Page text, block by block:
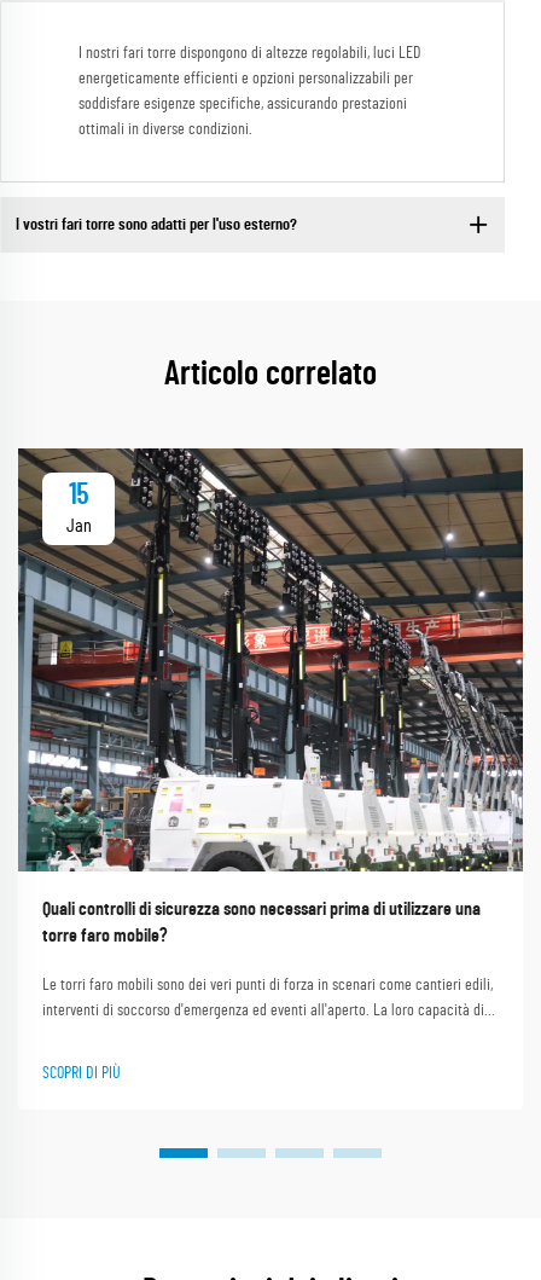
I nostri fari torre dispongono di altezze regolabili, luci LED
energeticamente efficienti e opzioni personalizzabili per
soddisfare esigenze specifiche, assicurando prestazioni
ottimali in diverse condizioni.
I vostri fari torre sono adatti per l'uso esterno?
Articolo correlato
15
Jan
Quali controlli di sicurezza sono necessari prima di utilizzare una
torre faro mobile?
Le torri faro mobili sono dei veri punti di forza in scenari come cantieri edili,
interventi di soccorso d'emergenza ed eventi all'aperto. La loro capacità di
indispensabili. Shanghai Outevo Machinery Co. Ltd., come un pi...
SCOPRI DI PIÙ